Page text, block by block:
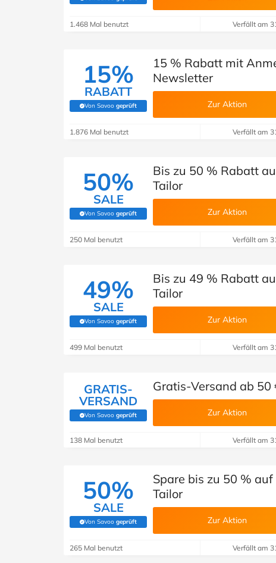
1.468 Mal benutzt Verfällt am
15%
RABATT
Von Savoo geprüft
(Von Savoo geprüft)
15 % Rabatt mit
Newsletter
Zur Aktion
1.876 Mal benutzt Verfällt am
50%
SALE
Von Savoo geprüft
(Von Savoo geprüft)
Bis zu 50 % Rabatt
Tailor
Zur Aktion
250 Mal benutzt Verfällt am
49%
SALE
Von Savoo geprüft
(Von Savoo geprüft)
Bis zu 49 % Rabatt
Tailor
Zur Aktion
499 Mal benutzt Verfällt am
GRATIS-
VERSAND
Von Savoo geprüft
(Von Savoo geprüft)
Gratis-Versand ab 50
Zur Aktion
138 Mal benutzt Verfällt am
50%
SALE
Von Savoo geprüft
(Von Savoo geprüft)
Spare bis zu 50 %
Tailor
Zur Aktion
265 Mal benutzt Verfällt am